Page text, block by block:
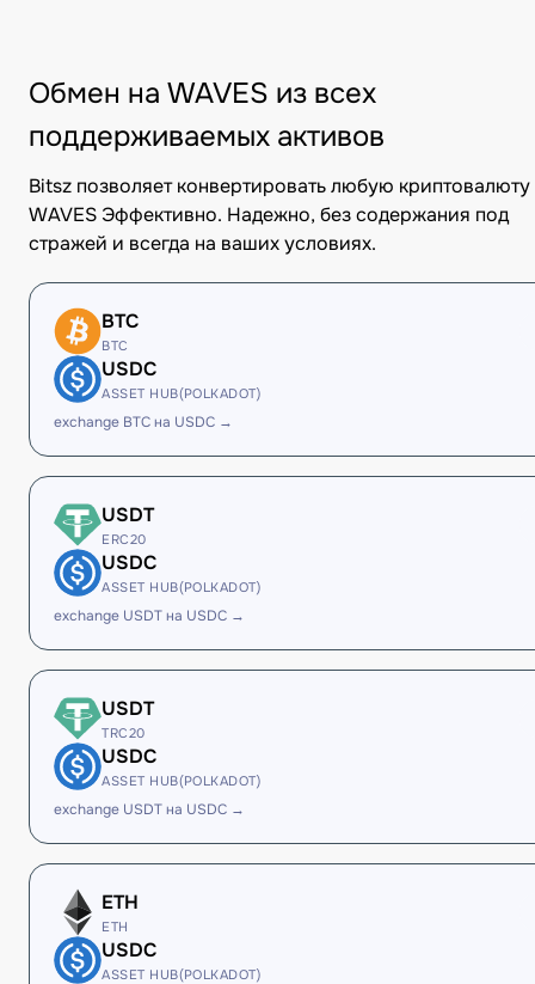
Обмен на WAVES из всех
поддерживаемых активов
Bitsz позволяет конвертировать любую криптовалюту
WAVES Эффективно. Надежно, без содержания под
стражей и всегда на ваших условиях.
BTC
BTC
USDC
ASSET HUB(POLKADOT)
exchange BTC на USDC →
USDT
ERC20
USDC
ASSET HUB(POLKADOT)
exchange USDT на USDC →
USDT
TRC20
USDC
ASSET HUB(POLKADOT)
exchange USDT на USDC →
ETH
ETH
USDC
ASSET HUB(POLKADOT)